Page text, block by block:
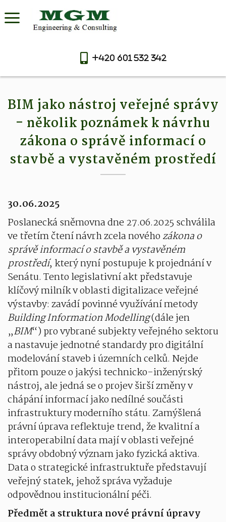
+420 601 532 342
BIM jako nástroj veřejné správy
- několik poznámek k návrhu
zákona o správě informací o
stavbě a vystavěném prostředí
30.06.2025
Poslanecká sněmovna dne 27.06.2025 schválila
ve třetím čtení návrh zcela nového zákona o
správě informací o stavbě a vystavěném
prostředí, který nyní postupuje k projednání v
Senátu. Tento legislativní akt představuje
klíčový milník v oblasti digitalizace veřejné
výstavby: zavádí povinné využívání metody
Building Information Modelling(dále jen
„BIM“) pro vybrané subjekty veřejného sektoru
a nastavuje jednotné standardy pro digitální
modelování staveb i územních celků. Nejde
přitom pouze o jakýsi technicko-inženýrský
nástroj, ale jedná se o projev širší změny v
chápání informací jako nedílné součásti
infrastruktury moderního státu. Zamýšlená
právní úprava reflektuje trend, že kvalitní a
interoperabilní data mají v oblasti veřejné
správy obdobný význam jako fyzická aktiva.
Data o strategické infrastruktuře představují
veřejný statek, jehož správa vyžaduje
odpovědnou institucionální péči.
Předmět a struktura nové právní úpravy